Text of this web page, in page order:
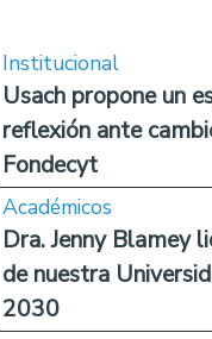
Institucional
Usach propone un
reflexión ante
Fondecyt
Académicos
Dra. Jenny Blamey
de nuestra
2030